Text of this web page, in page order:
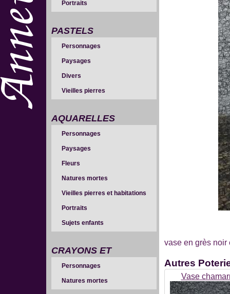
Portraits
PASTELS
Personnages
Paysages
Divers
Vieilles pierres
AQUARELLES
Personnages
Paysages
Fleurs
Natures mortes
Vieilles pierres et habitations
Portraits
Sujets enfants
CRAYONS ET
SANGUINES
Personnages
Natures mortes
vase en grès noir
Autres
Vase